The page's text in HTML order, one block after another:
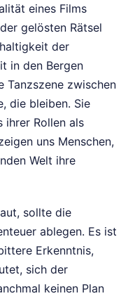
eines Films
gelösten Rätsel
der
in den Bergen
Tanzszene zwischen
die bleiben. Sie
ihrer Rollen als
uns Menschen,
Welt ihre
sollte die
ablegen. Es ist
Erkenntnis,
sich der
keinen Plan